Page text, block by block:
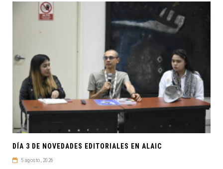
DÍA 3 DE NOVEDADES EDITORIALES EN ALAIC
5 agosto, 2026